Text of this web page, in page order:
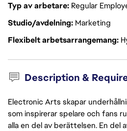
Typ av arbetare Regular
Studio/avdelning Marketing
Flexibelt arbetsarrangemang
Description &
Electronic Arts skapar
som inspirerar spelare och fans
alla en del av berättelsen. En del